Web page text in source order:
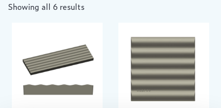
Showing all 6 results